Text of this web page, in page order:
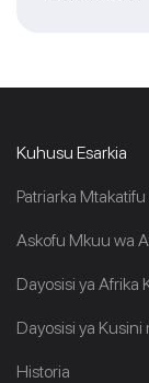
Kuhusu Esarkia
Patriarka Mtakatifu
Askofu Mkuu wa
Dayosisi ya Afrika
Dayosisi ya Kusini
Historia